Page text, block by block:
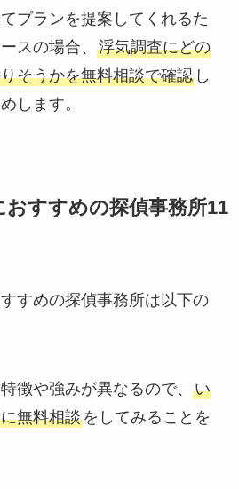
プランを提案してくれるた
スの場合、 浮気調査にどの
そうかを無料相談で確認し
します。
おすすめの探偵事務所11
すめの探偵事務所は以下の
徴や強みが異なるので、
い
無料相談をしてみることを